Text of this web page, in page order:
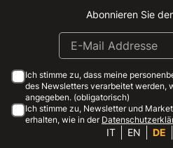
Abonnieren Sie
Ich stimme zu, dass meine
des Newsletters verarbeitet werden,
angegeben. (obligatorisch)
Ich stimme zu, Newsletter und
erhalten, wie in der
IT EN DE